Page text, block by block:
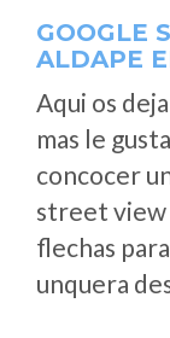
GOOGLE
ALDAPE
Aqui os
mas le
concocer
street view
flechas
unquera